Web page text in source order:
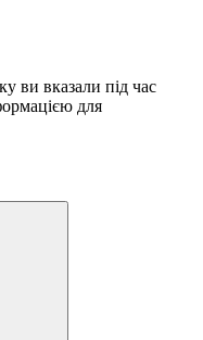
ви вказали під час
для